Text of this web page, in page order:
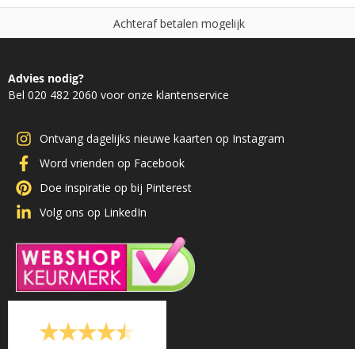
Achteraf betalen mogelijk
Advies nodig?
Bel 020 482 2060 voor onze klantenservice
Ontvang dagelijks nieuwe kaarten op Instagram
Word vrienden op Facebook
Doe inspiratie op bij Pinterest
Volg ons op LinkedIn